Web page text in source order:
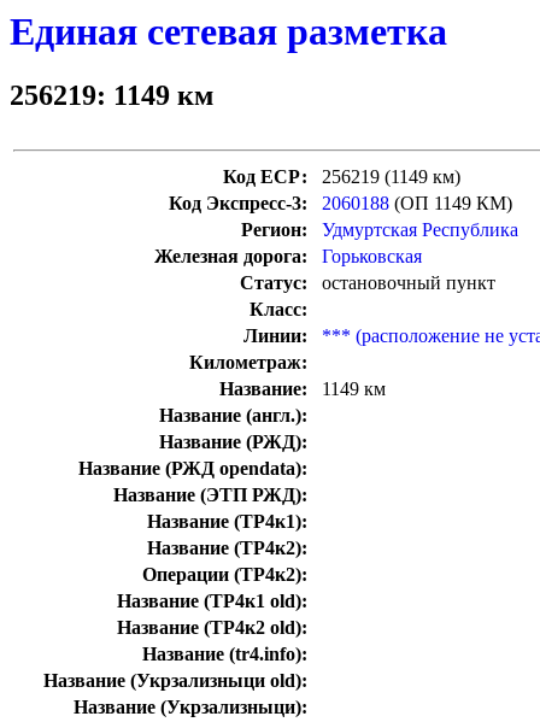
Единая сетевая разметка
256219: 1149 км
Код ЕСР:
256219 (1149 км)
Код Экспресс-3:
2060188 (ОП 1149 КМ)
Регион:
Удмуртская Республика
Железная дорога:
Горьковская
Статус:
остановочный пункт
Класс:
Линии:
*** (расположение не
Километраж:
Название:
1149 км
Название (англ.):
Название (РЖД):
Название (РЖД opendata):
Название (ЭТП РЖД):
Название (ТР4к1):
Название (ТР4к2):
Операции (ТР4к2):
Название (ТР4к1 old):
Название (ТР4к2 old):
Название (tr4.info):
Название (Укрзализныци old):
Название (Укрзализныци):